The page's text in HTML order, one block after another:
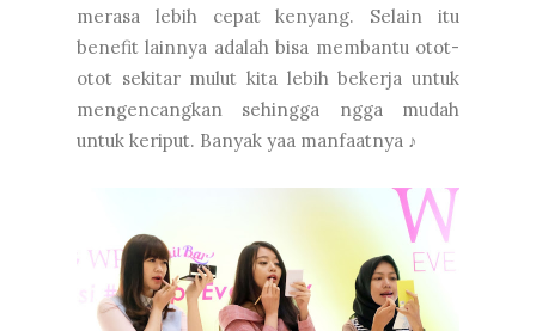
merasa lebih cepat kenyang. Selain itu
benefit lainnya adalah bisa membantu otot-
otot sekitar mulut kita lebih bekerja untuk
mengencangkan sehingga ngga mudah
untuk keriput. Banyak yaa manfaatnya ♪